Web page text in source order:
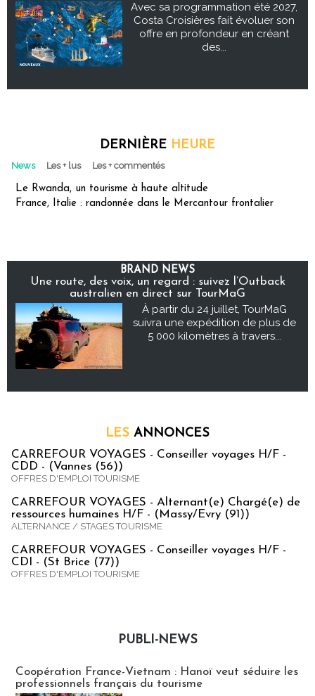
Avec sa programmation été 2027,
Costa Croisières fait évoluer son
offre en profondeur en créant
des...
DERNIÈRE HEURE
News Les + lus Les + commentés
Le Rwanda, un tourisme à haute altitude
France, Italie : randonnée dans le Mercantour frontalier
BRAND NEWS
Une route, des voix, un regard : suivez l’Outback
australien en direct sur TourMaG
À partir du 24 juillet, TourMaG
suivra une expédition de plus de
5 000 kilomètres à travers...
LES ANNONCES
CARREFOUR VOYAGES - Conseiller voyages H/F -
CDD - (Vannes (56))
OFFRES D'EMPLOI TOURISME
CARREFOUR VOYAGES - Alternant(e) Chargé(e) de
ressources humaines H/F - (Massy/Evry (91))
ALTERNANCE / STAGES TOURISME
CARREFOUR VOYAGES - Conseiller voyages H/F -
CDI - (St Brice (77))
OFFRES D'EMPLOI TOURISME
PUBLI-NEWS
Coopération France-Vietnam : Hanoï veut séduire les
professionnels français du tourisme